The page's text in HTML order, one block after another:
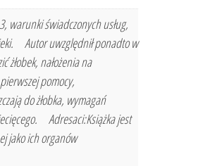
warunki świadczonych usług,
Autor uwzględnił ponadto w
żłobek, nałożenia na
pomocy,
do żłobka, wymagań
Adresaci:Książka jest
jako ich organów